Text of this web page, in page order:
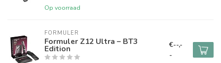
Op voorraad
FORMULER
Formuler Z12 Ultra – BT3
Edition
€--,-
-